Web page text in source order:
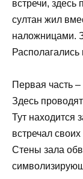
встречи,
султан жил
наложницами.
Располагались
Первая часть
Здесь
Тут находится
встречал
Стены зала